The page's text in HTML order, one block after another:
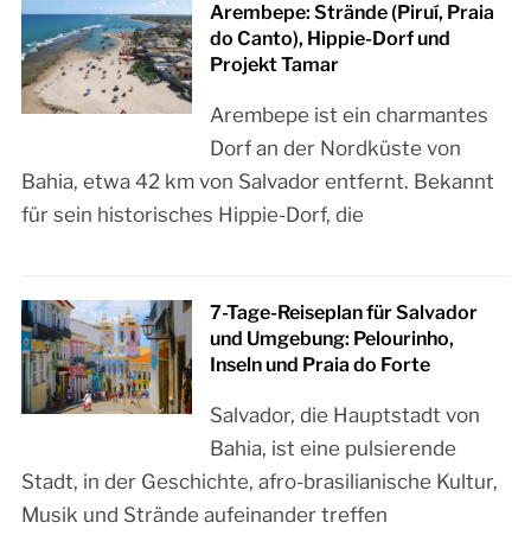
Arembepe: Strände (Piruí, Praia
do Canto), Hippie-Dorf und
Projekt Tamar
Arembepe ist ein charmantes
Dorf an der Nordküste von
Bahia, etwa 42 km von Salvador entfernt. Bekannt
für sein historisches Hippie-Dorf, die
7-Tage-Reiseplan für Salvador
und Umgebung: Pelourinho,
Inseln und Praia do Forte
Salvador, die Hauptstadt von
Bahia, ist eine pulsierende
Stadt, in der Geschichte, afro-brasilianische Kultur,
Musik und Strände aufeinander treffen